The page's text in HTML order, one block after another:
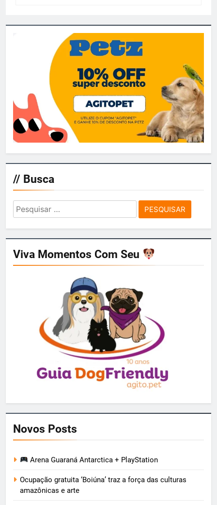
// Busca
Pesquisar
por:
Viva Momentos Com Seu
Novos Posts
Arena Guaraná Antarctica + PlayStation
Ocupação gratuita ‘Boiúna’ traz a força das culturas
amazônicas e arte